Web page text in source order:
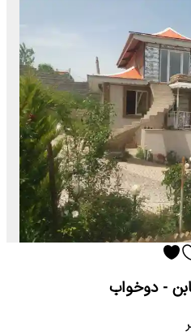
- دوخواب